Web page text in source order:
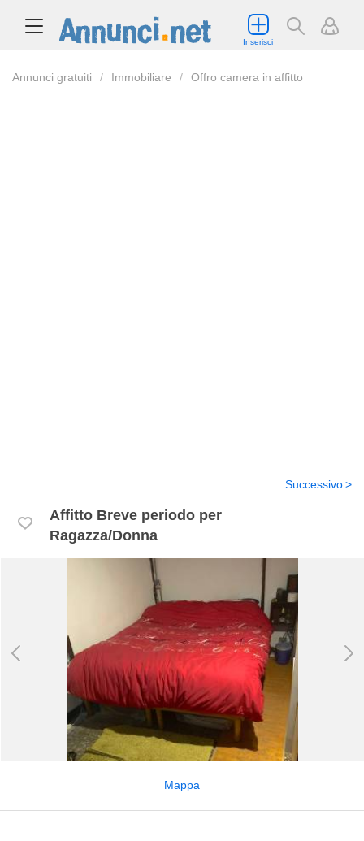
Inserisci
Annunci gratuiti Immobiliare Offro camera in affitto
Affitto Breve periodo per
Ragazza/Donna
Successivo
Mappa